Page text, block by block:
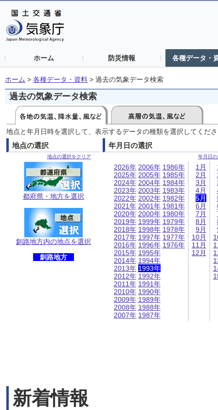
ホーム 防災情報 各種データ・
ホーム > 各種データ・資料 > 過去の気象データ検索
過去の気象データ検索
地点と年月日時を選択して、表示するデータの種類を選択してくだ
地点の選択
地点の選択をクリア
都府県・地方を選択
釧路地方内の地点を選択
釧路地方
年月日の選択
年月日
2026年
2025年
2024年
2023年
2022年
2021年
2020年
2019年
2018年
2017年
2016年
2015年
2014年
2013年
2012年
2011年
2010年
2009年
2008年
2007年
2006年
2005年
2004年
2003年
2002年
2001年
2000年
1999年
1998年
1997年
1996年
1995年
1994年
1993年
1992年
1991年
1990年
1989年
1988年
1987年
1986年
1985年
1984年
1983年
1982年
1981年
1980年
1979年
1978年
1977年
1976年
1月
2月
3月
4月
5月
6月
7月
8月
9月
10月
11月
12月
新着情報